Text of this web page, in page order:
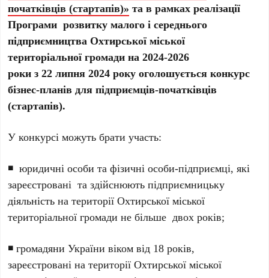
початківців (стартапів)» та в рамках реалізації
Програми розвитку малого і середнього
підприємництва Охтирської міської
територіальної громади на 2024-2026
роки з 22 липня 2024 року оголошується конкурс
бізнес-планів для підприємців-початківців
(стартапів).
У конкурсі можуть брати участь:
◾ юридичні особи та фізичні особи-підприємці, які
зареєстровані та здійснюють підприємницьку
діяльність на території Охтирської міської
територіальної громади не більше двох років;
◾ громадяни України віком від 18 років,
зареєстровані на території Охтирської міської